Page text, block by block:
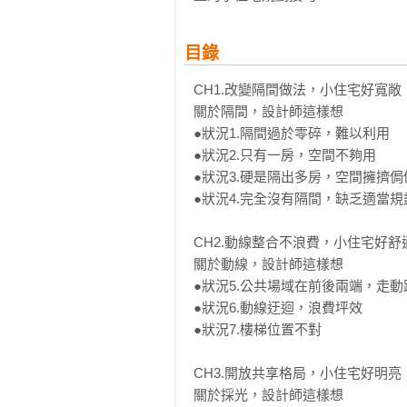
目錄
CH1.改變隔間做法，小住宅好寬敞
關於隔間，設計師這樣想
●狀況1.隔間過於零碎，難以利用
●狀況2.只有一房，空間不夠用
●狀況3.硬是隔出多房，空間擁擠侷
●狀況4.完全沒有隔間，缺乏適當規
CH2.動線整合不浪費，小住宅好舒
關於動線，設計師這樣想
●狀況5.公共場域在前後兩端，走動
●狀況6.動線迂迴，浪費坪效
●狀況7.樓梯位置不對
CH3.開放共享格局，小住宅好明亮
關於採光，設計師這樣想